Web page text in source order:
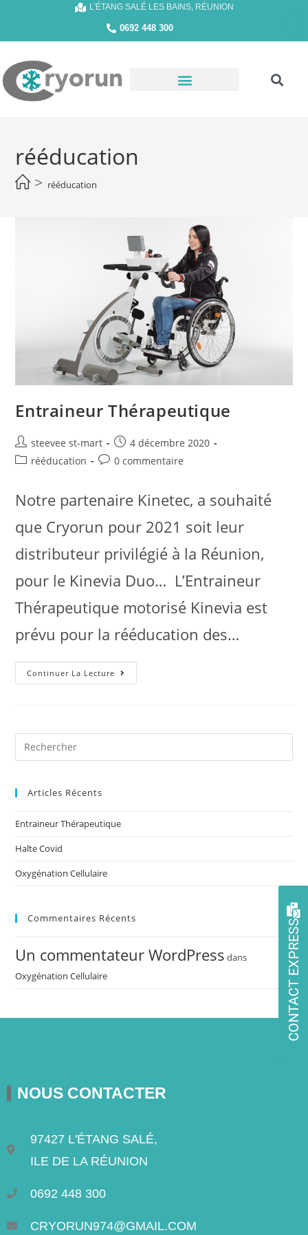
L'ÉTANG SALÉ LES BAINS, RÉUNION
0692 448 300
rééducation
> rééducation
Entraineur Thérapeutique
steevee st-mart
4 décembre 2020
rééducation
0 commentaire
Notre partenaire Kinetec, a souhaité
que Cryorun pour 2021 soit leur
distributeur privilégié à la Réunion,
pour le Kinevia Duo… L’Entraineur
Thérapeutique motorisé Kinevia est
prévu pour la rééducation des…
Continuer La Lecture
Articles Récents
Entraineur Thérapeutique
Halte Covid
Oxygénation Cellulaire
Commentaires Récents
Un commentateur WordPress dans
Oxygénation Cellulaire
CONTACT EXPRESS
NOUS CONTACTER
97427 L'ÉTANG SALÉ,
ILE DE LA RÉUNION
0692 448 300
CRYORUN974@GMAIL.COM